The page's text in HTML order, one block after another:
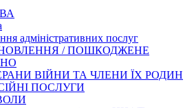
адміністративних послуг
/ ПОШКОДЖЕНЕ
ВІЙНИ ТА ЧЛЕНИ ЇХ РОДИН
ПОСЛУГИ